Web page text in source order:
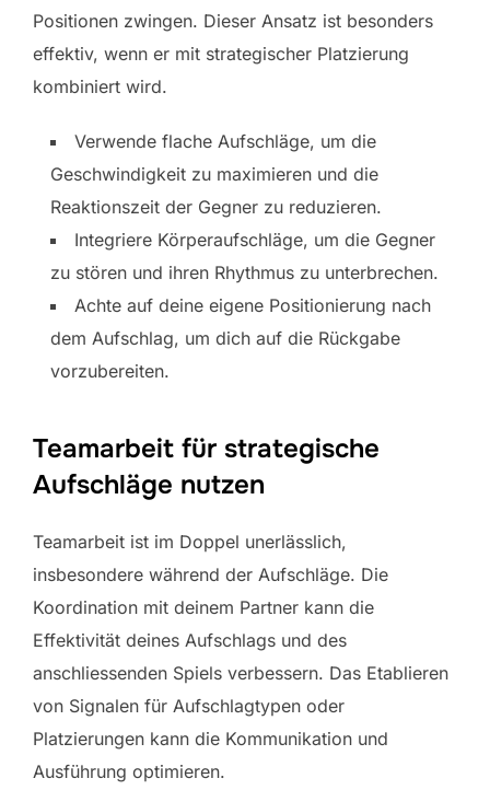
Positionen zwingen. Dieser Ansatz ist besonders
effektiv, wenn er mit strategischer Platzierung
kombiniert wird.
Verwende flache Aufschläge, um die
Geschwindigkeit zu maximieren und die
Reaktionszeit der Gegner zu reduzieren.
Integriere Körperaufschläge, um die Gegner
zu stören und ihren Rhythmus zu unterbrechen.
Achte auf deine eigene Positionierung nach
dem Aufschlag, um dich auf die Rückgabe
vorzubereiten.
Teamarbeit für strategische
Aufschläge nutzen
Teamarbeit ist im Doppel unerlässlich,
insbesondere während der Aufschläge. Die
Koordination mit deinem Partner kann die
Effektivität deines Aufschlags und des
anschliessenden Spiels verbessern. Das Etablieren
von Signalen für Aufschlagtypen oder
Platzierungen kann die Kommunikation und
Ausführung optimieren.